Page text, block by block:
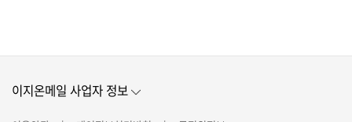
이지온메일 사업자 정보